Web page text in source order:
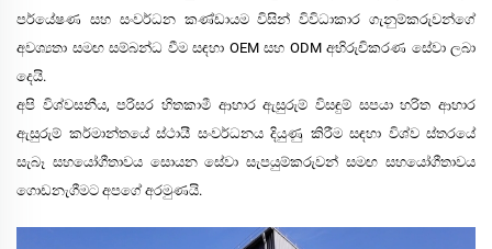
පර්යේෂණ සහ සංවර්ධන කණ්ඩායම විසින් විවිධාකාර ගැනුම්කරුවන්ගේ
අවශ්‍යතා සමඟ සම්බන්ධ වීම සඳහා OEM සහ ODM අභිරුචිකරණ සේවා ලබා
දෙයි.
අපි විශ්වසනීය, පරිසර හිතකාමී ආහාර ඇසුරුම් විසඳුම් සපයා හරිත ආහාර
ඇසුරුම් කර්මාන්තයේ ස්ථායී සංවර්ධනය දියුණු කිරීම සඳහා විශ්ව ස්තරයේ
සැබෑ සහයෝගීතාවය සොයන සේවා සැපයුම්කරුවන් සමඟ සහයෝගීතාවය
ගොඩනැගීමට අපගේ අරමුණයි.